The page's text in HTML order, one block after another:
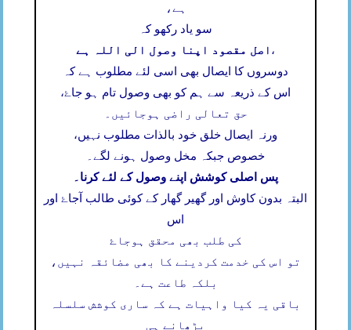
ہے،
سو یاد رکھو کہ
اصل مقصود اپنا وصول الی اللہ ہے ،
دوسروں کا ایصال بھی اسی لئے مطلوب ہے کہ
اس کے ذریعہ سے ہم کو بھی وصول تام ہو جاۓ،
حق تعالی راضی ہوجائیں۔
ورنہ ایصال خلق خود بالذات مطلوب نہیں،
خصوص جبکہ مخل وصول ہونے لگے۔
پس اصلی کوشش اپنے وصول کے لئے کرنا۔
البتہ بدون کاوش اور گھیر گھار کے کوئی طالب آجاۓ اور
اس
کی طلب بھی محقق ہوجاۓ
تو اس کی خدمت کردینے کا بھی مضائقہ نہیں،
بلکہ طاعت ہے۔
باقی یہ کیا واہیات ہے کہ ساری کوشش سلسلہ
بڑھانے ہی